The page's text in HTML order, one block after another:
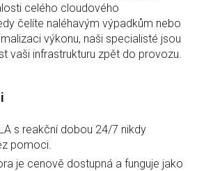
celého cloudového
čelíte naléhavým výpadkům nebo
výkonu, naši specialisté jsou
vaši infrastrukturu zpět do provozu.
s reakční dobou 24/7 nikdy
pomoci.
je cenově dostupná a funguje jako